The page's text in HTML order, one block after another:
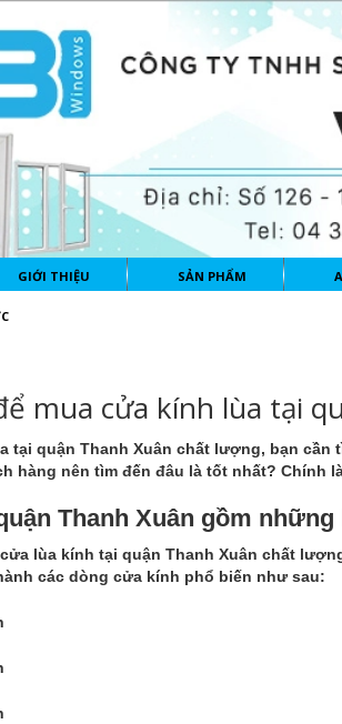
GIỚI THIỆU SẢN PHẨM
mua cửa kính lùa tại
tại quận Thanh Xuân chất lượng, bạn cần
hàng nên tìm đến đâu là tốt nhất? Chính
Thanh Xuân gồm những
cửa lùa kính tại quận Thanh Xuân chất
các dòng cửa kính phổ biến như sau: